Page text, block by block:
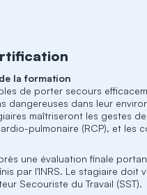
la formation
de porter secours
dangereuses dans leur
maîtriseront les gestes
pulmonaire (RCP), et les
une évaluation finale
par l'INRS. Le stagiaire
Secouriste du Travail (SST).